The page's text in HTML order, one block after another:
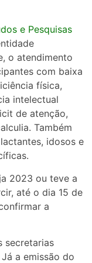
e Pesquisas
o atendimento
com baixa
física,
intelectual
de atenção,
Também
idosos e
2023 ou teve a
até o dia 15 de
a
secretarias
a emissão do